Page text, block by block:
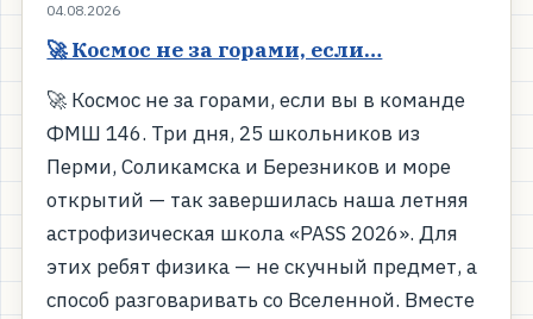
04.08.2026
🚀 Космос не за горами, если…
🚀 Космос не за горами, если вы в команде
ФМШ 146. Три дня, 25 школьников из
Перми, Соликамска и Березников и море
открытий — так завершилась наша летняя
астрофизическая школа «PASS 2026». Для
этих ребят физика — не скучный предмет, а
способ разговаривать со Вселенной. Вместе